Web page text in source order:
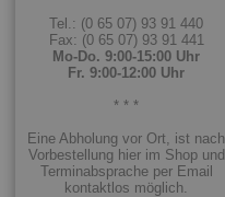
Tel.: (0 65 07) 93 91 440
Fax: (0 65 07) 93 91 441
Mo-Do. 9:00-15:00 Uhr
Fr. 9:00-12:00 Uhr
* * *
Eine Abholung vor Ort, ist nach
Vorbestellung hier im Shop und
Terminabsprache per Email
kontaktlos möglich.